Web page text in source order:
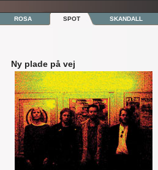
ROSA SPOT SKANDALL
Ny plade på vej